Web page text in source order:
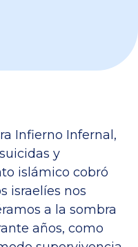
Infierno Infernal,
y
islámico cobró
israelíes nos
a la sombra
años, como